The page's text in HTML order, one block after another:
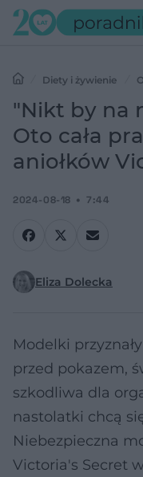
Diety i żywienie
wytrzymał". Oto cała
"Nikt by na
Oto cała
aniołków
2024-08-18 7:44
Eliza Dolecka
Modelki
przed pokazem,
szkodliwa dla
nastolatki chcą
Niebezpieczna
Victoria's Secret